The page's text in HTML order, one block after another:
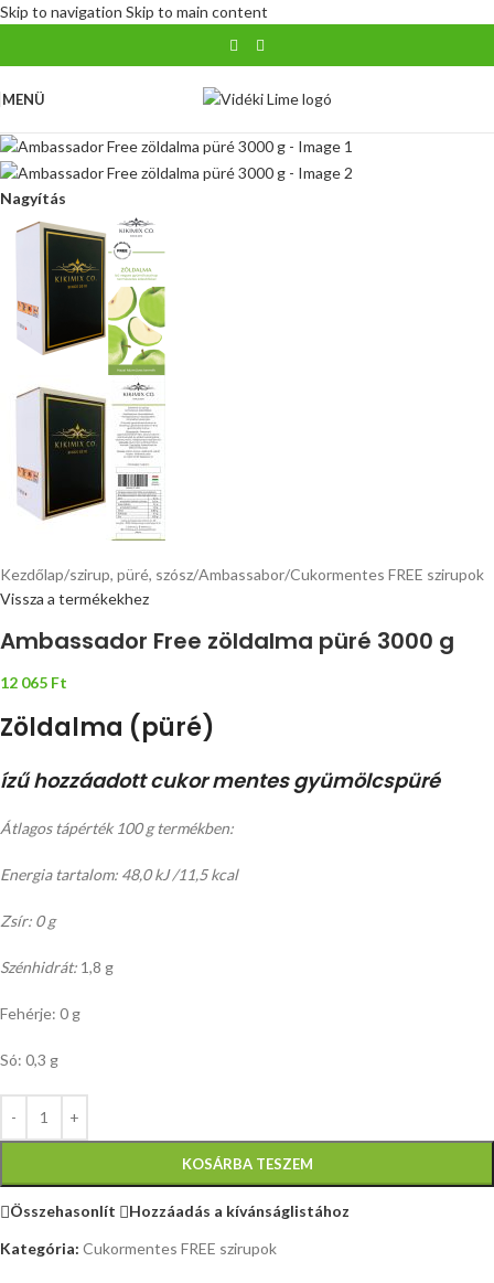
Skip to navigation Skip to main content
MENÜ
Nagyítás
Kezdőlap/szirup, püré, szósz/Ambassabor/Cukormentes FREE szirupok
Vissza a termékekhez
Ambassador Free zöldalma püré 3000 g
12 065 Ft
Zöldalma (püré)
ízű hozzáadott cukor mentes gyümölcspüré
Átlagos tápérték 100 g termékben:
Energia tartalom: 48,0 kJ /11,5 kcal
Zsír: 0 g
Szénhidrát: 1,8 g
Fehérje: 0 g
Só: 0,3 g
KOSÁRBA TESZEM
Összehasonlít
Hozzáadás a kívánságlistához
Kategória: Cukormentes FREE szirupok